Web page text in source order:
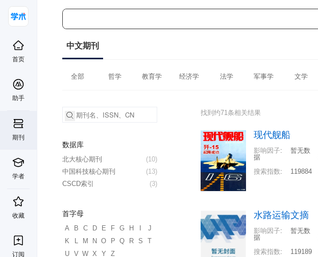
首页
助手
期刊
学者
收藏
订阅
中文期刊
全部 哲学 教育学 经济学 法学 军事学 文学
数据库
(10)
北大核心期刊
(13)
中国科技核心期刊
(3)
CSCD索引
首字母
A B C D E F G H
J
K
L M N O P Q R S
T
U
V W X Y Z
找到约71条相关结果
现代舰船
影响因子:
暂无数
据
搜索指数: 119884
水路运输文摘
影响因子:
暂无数
据
搜索指数: 119189